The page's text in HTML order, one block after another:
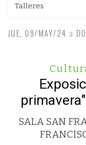
Talleres
JUE, 09/MAY/24 a
SALA SAN